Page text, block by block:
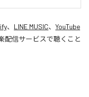
、 LINE MUSIC、 YouTube
配信サービスで聴くこと